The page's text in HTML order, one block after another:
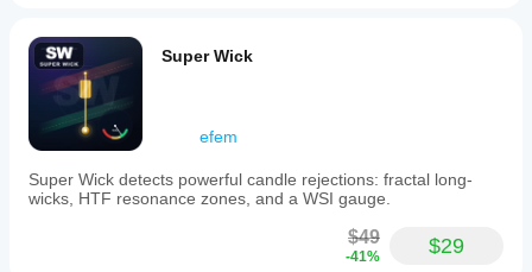
Super Wick
efem
Super Wick detects powerful candle rejections: fractal long-
wicks, HTF resonance zones, and a WSI gauge.
$49
-41% $29